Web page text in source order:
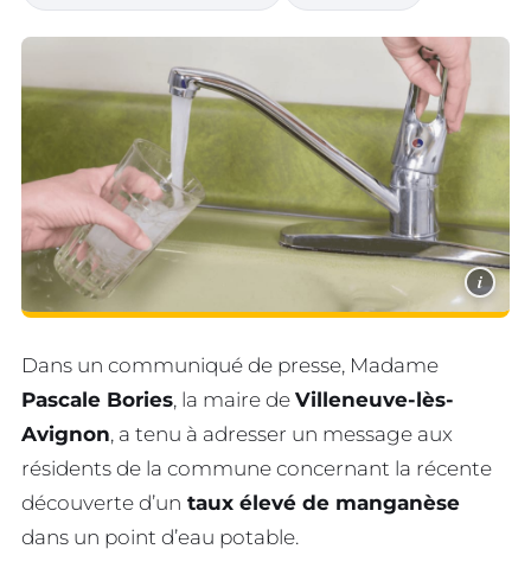
i
Dans un communiqué de presse, Madame
Pascale Bories, la maire de Villeneuve-lès-
Avignon, a tenu à adresser un message aux
résidents de la commune concernant la récente
découverte d’un taux élevé de manganèse
dans un point d’eau potable.